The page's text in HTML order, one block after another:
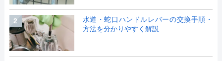
2
水道・蛇口ハンドルレバーの交換手順・
方法を分かりやすく解説